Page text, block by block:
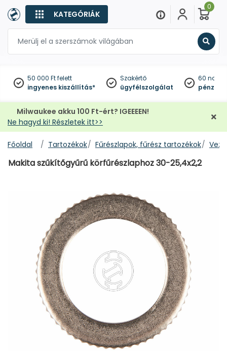
KATEGÓRIÁK
0
50 000 Ft felett
ingyenes kiszállítás*
Szakértő
ügyfélszolgálat
60
Milwaukee akku 100 Ft-ért? IGEEEEN!
Ne hagyd ki! Részletek itt>>
Főoldal Tartozékok Fűrészlapok, fűrész tartozékok
Makita szűkítőgyűrű körfűrészlaphoz 30-25,4x2,2